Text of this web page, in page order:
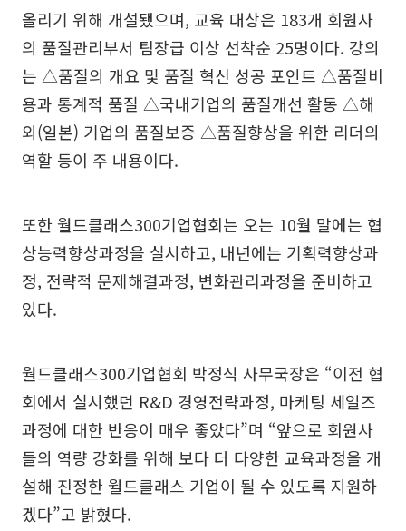
올리기 위해 개설됐으며, 교육 대상은 183개 회원사
의 품질관리부서 팀장급 이상 선착순 25명이다. 강의
는 △품질의 개요 및 품질 혁신 성공 포인트 △품질비
용과 통계적 품질 △국내기업의 품질개선 활동 △해
외(일본) 기업의 품질보증 △품질향상을 위한 리더의
역할 등이 주 내용이다.
또한 월드클래스300기업협회는 오는 10월 말에는 협
상능력향상과정을 실시하고, 내년에는 기획력향상과
정, 전략적 문제해결과정, 변화관리과정을 준비하고
있다.
월드클래스300기업협회 박정식 사무국장은 “이전 협
회에서 실시했던 R&D 경영전략과정, 마케팅 세일즈
과정에 대한 반응이 매우 좋았다”며 “앞으로 회원사
들의 역량 강화를 위해 보다 더 다양한 교육과정을 개
설해 진정한 월드클래스 기업이 될 수 있도록 지원하
겠다”고 밝혔다.